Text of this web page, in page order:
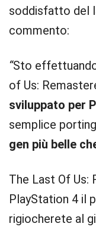
soddisfatto del
commento:
“Sto
of Us:
sviluppato per
semplice
gen più belle
The Last Of Us:
PlayStation 4 il
rigiocherete al